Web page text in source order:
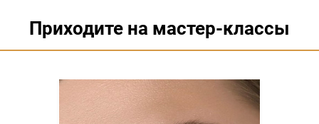
Приходите на мастер-классы